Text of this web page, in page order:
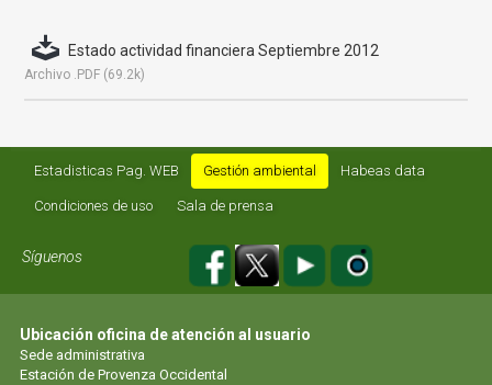
Estado actividad financiera Septiembre 2012
Archivo .PDF (69.2k)
Estadisticas Pag. WEB Gestión ambiental Habeas data
Condiciones de uso Sala de prensa
Síguenos
Ubicación oficina de atención al usuario
Sede administrativa
Estación de Provenza Occidental